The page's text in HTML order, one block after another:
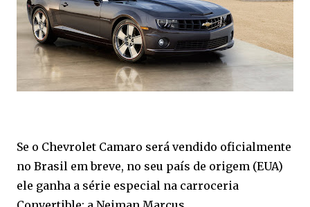
Se o Chevrolet Camaro será vendido oficialmente
no Brasil em breve, no seu país de origem (EUA)
ele ganha a série especial na carroceria